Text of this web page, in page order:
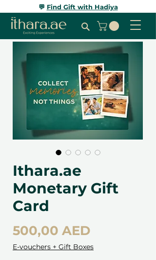
💬 Find Gift with Hadiya
Ithara.ae
Monetary Gift
Card
500,00 AEDЦена
E-vouchers + Gift Boxes